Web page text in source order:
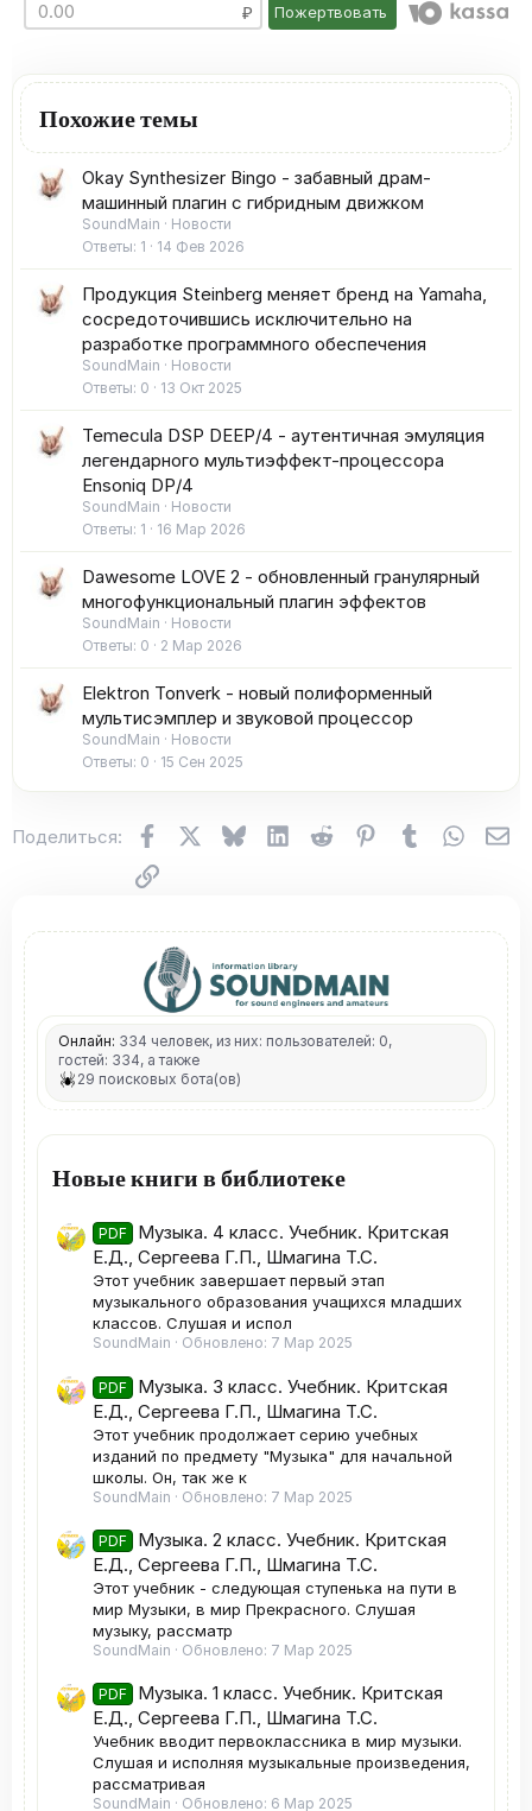
Пожертвовать
Похожие темы
Okay Synthesizer Bingo - забавный драм-
машинный плагин с гибридным движком
SoundMain
Новости
Ответы 1 14 Фев 2026
Продукция Steinberg меняет бренд на Yamaha,
сосредоточившись исключительно на
разработке программного обеспечения
SoundMain
Новости
Ответы 0 13 Окт 2025
Temecula DSP DEEP/4 - аутентичная эмуляция
легендарного мультиэффект-процессора
Ensoniq DP/4
SoundMain
Новости
Ответы 1 16 Мар 2026
Dawesome LOVE 2 - обновленный гранулярный
многофункциональный плагин эффектов
SoundMain
Новости
Ответы 0 2 Мар 2026
Elektron Tonverk - новый полиформенный
мультисэмплер и звуковой процессор
SoundMain
Новости
Ответы 0 15 Сен 2025
Поделиться: FacebookX (Twitter)
BlueskyLinkedInReddit Pinterest
Tumblr
Ссылка
Онлайн: 334 человек, из них: пользователей: 0,
гостей: 334, а также
29 поисковых бота(ов)
Новые книги в библиотеке
PDF
Музыка. 4 класс. Учебник. Критская
Е.Д., Сергеева Г.П., Шмагина Т.С.
Этот учебник завершает первый этап
музыкального образования учащихся младших
классов. Слушая и испол
SoundMain Обновлено: 7 Мар 2025
PDF
Музыка. 3 класс. Учебник. Критская
Е.Д., Сергеева Г.П., Шмагина Т.С.
Этот учебник продолжает серию учебных
изданий по предмету "Музыка" для начальной
школы. Он, так же к
SoundMain Обновлено: 7 Мар 2025
PDF
Музыка. 2 класс. Учебник. Критская
Е.Д., Сергеева Г.П., Шмагина Т.С.
Этот учебник - следующая ступенька на пути в
мир Музыки, в мир Прекрасного. Слушая
музыку, рассматр
SoundMain Обновлено: 7 Мар 2025
PDF
Музыка. 1 класс. Учебник. Критская
Е.Д., Сергеева Г.П., Шмагина Т.С.
Учебник вводит первоклассника в мир музыки.
Слушая и исполняя музыкальные произведения,
рассматривая
SoundMain Обновлено: 6 Мар 2025